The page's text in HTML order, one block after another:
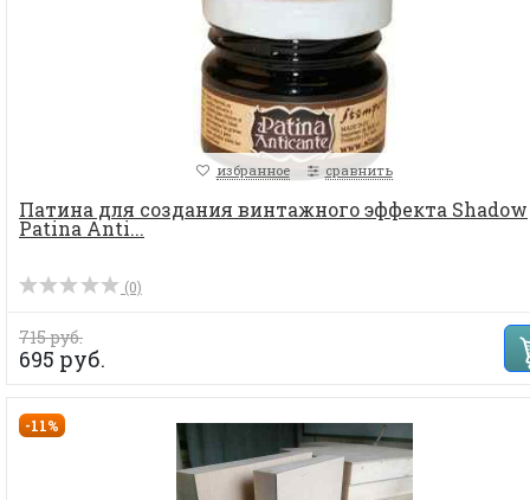
избранное сравнить
Патина для создания винтажного эффекта Shadow
Patina Anti...
(0)
715 руб.
695 руб.
-11%